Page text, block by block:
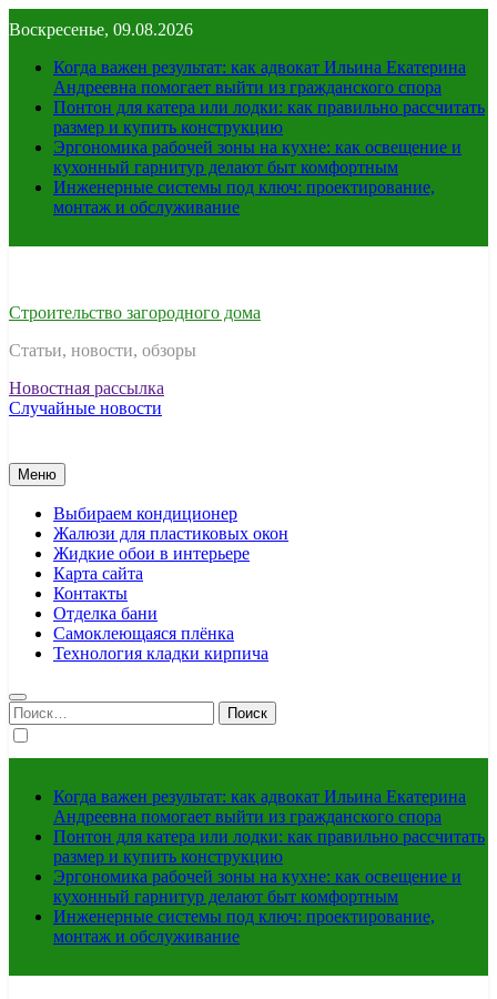
к
содержимому
Воскресенье, 09.08.2026
Когда важен результат: как адвокат Ильина Екатерина
Андреевна помогает выйти из гражданского спора
Понтон для катера или лодки: как правильно рассчитать
размер и купить конструкцию
Эргономика рабочей зоны на кухне: как освещение и
кухонный гарнитур делают быт комфортным
Инженерные системы под ключ: проектирование,
монтаж и обслуживание
Строительство загородного дома
Статьи, новости, обзоры
Новостная рассылка
Случайные новости
Меню
Выбираем кондиционер
Жалюзи для пластиковых окон
Жидкие обои в интерьере
Карта сайта
Контакты
Отделка бани
Самоклеющаяся плёнка
Технология кладки кирпича
Найти:
Когда важен результат: как адвокат Ильина Екатерина
Андреевна помогает выйти из гражданского спора
Понтон для катера или лодки: как правильно рассчитать
размер и купить конструкцию
Эргономика рабочей зоны на кухне: как освещение и
кухонный гарнитур делают быт комфортным
Инженерные системы под ключ: проектирование,
монтаж и обслуживание